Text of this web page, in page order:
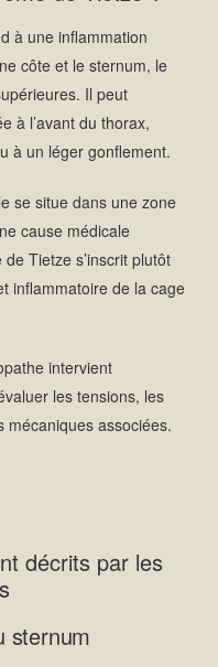
à une inflammation
côte et le sternum, le
Il peut
à l’avant du thorax,
à un léger gonflement.
se situe dans une zone
cause médicale
Tietze s’inscrit plutôt
inflammatoire de la cage
intervient
les tensions, les
mécaniques associées.
décrits par les
sternum